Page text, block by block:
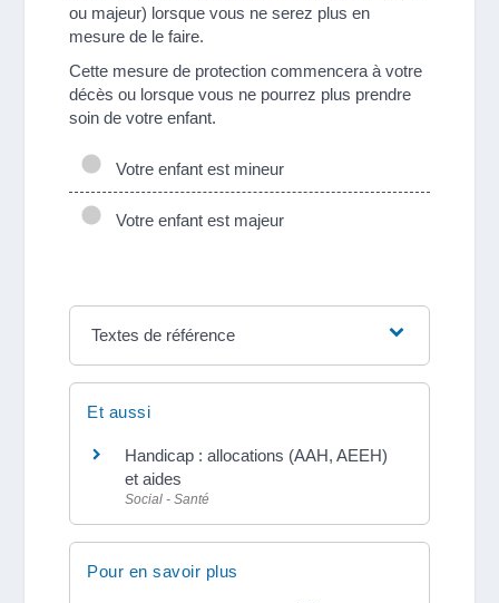
ou majeur) lorsque vous ne serez plus en
mesure de le faire.
Cette mesure de protection commencera à votre
décès ou lorsque vous ne pourrez plus prendre
soin de votre enfant.
Votre enfant est mineur
Votre enfant est majeur
Textes de référence
Et aussi
Handicap : allocations (AAH, AEEH)
et aides
Social - Santé
Pour en savoir plus